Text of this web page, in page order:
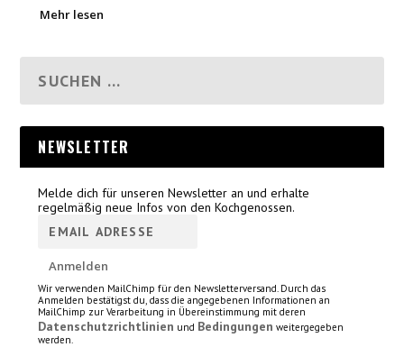
Mehr lesen
NEWSLETTER
Melde dich für unseren Newsletter an und erhalte
regelmäßig neue Infos von den Kochgenossen.
Wir verwenden MailChimp für den Newsletterversand. Durch das
Anmelden bestätigst du, dass die angegebenen Informationen an
MailChimp zur Verarbeitung in Übereinstimmung mit deren
Datenschutzrichtlinien und Bedingungen weitergegeben
werden.